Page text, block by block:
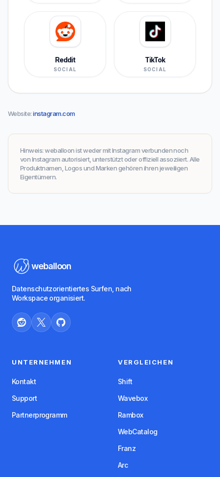
Reddit
SOCIAL
TikTok
SOCIAL
Website:instagram.com
Hinweis:weballoon ist weder mit Instagram verbunden noch
von Instagram autorisiert, unterstützt oder offiziell assoziiert. Alle
Produktnamen, Logos und Marken gehören ihren jeweiligen
Eigentümern.
weballoon
Datenschutzorientiertes Surfen, nach
Workspace organisiert.
UNTERNEHMEN
Kontakt
Support
Partnerprogramm
VERGLEICHEN
Shift
Wavebox
Rambox
WebCatalog
Franz
Arc